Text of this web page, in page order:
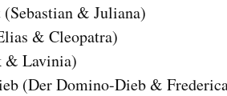
& Juliana)
& Cleopatra)
& Lavinia)
(Der Domino-Dieb &